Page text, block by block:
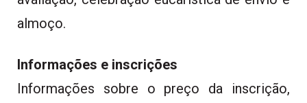
almoço.
Informações e inscrições
Informações sobre o preço da inscrição,